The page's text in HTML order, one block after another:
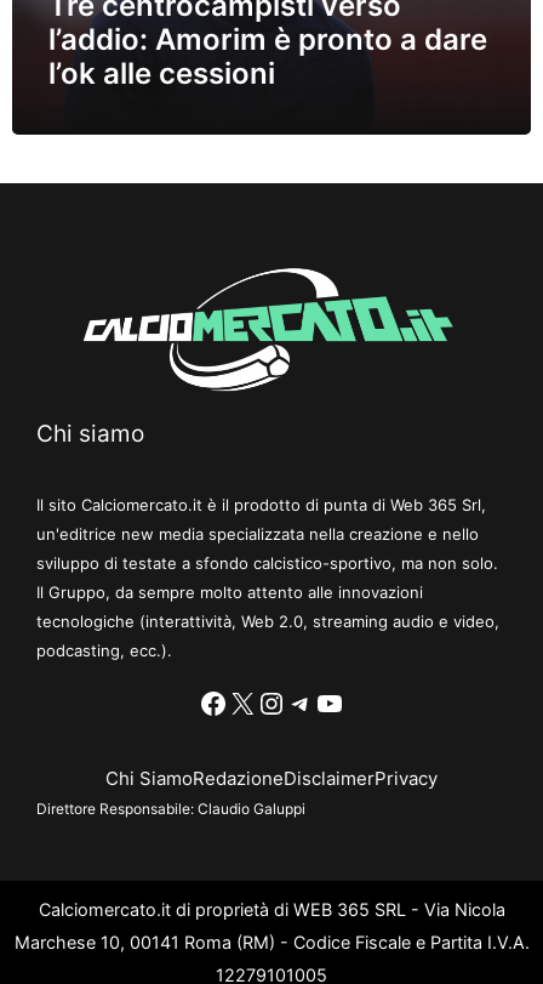
l’addio: Amorim è pronto a dare
l’ok alle cessioni
Chi siamo
Il sito Calciomercato.it è il prodotto di punta di Web 365 Srl,
un'editrice new media specializzata nella creazione e nello
sviluppo di testate a sfondo calcistico-sportivo, ma non solo.
Il Gruppo, da sempre molto attento alle innovazioni
tecnologiche (interattività, Web 2.0, streaming audio e video,
podcasting, ecc.).
Facebook
X Instagram
Telegram
YouTube
Chi SiamoRedazioneDisclaimerPrivacy
Direttore Responsabile: Claudio Galuppi
Calciomercato.it di proprietà di WEB 365 SRL - Via Nicola
Marchese 10, 00141 Roma (RM) - Codice Fiscale e Partita I.V.A.
12279101005